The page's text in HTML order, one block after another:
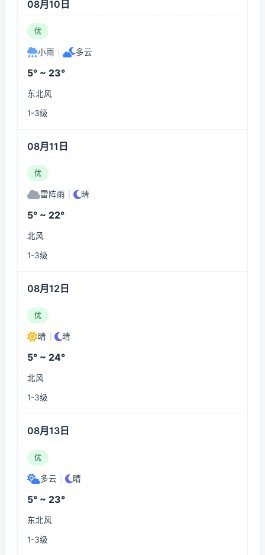
08月10日
优
小雨 多云
5° ~ 23°
东北风
1-3级
08月11日
优
雷阵雨 晴
5° ~ 22°
北风
1-3级
08月12日
优
晴 晴
5° ~ 24°
北风
1-3级
08月13日
优
多云 晴
5° ~ 23°
东北风
1-3级